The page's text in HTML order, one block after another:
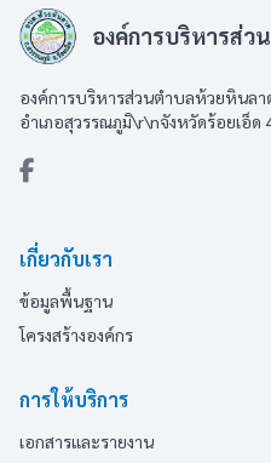
องค์การบริหารส่ว
องค์การบริหารส่วนตำบลห้วยหินล
อำเภอสุวรรณภูมิ\r\nจังหวัดร้อยเอ็
เกี่ยวกับเรา
ข้อมูลพื้นฐาน
โครงสร้างองค์กร
การให้บริการ
เอกสารและรายงาน